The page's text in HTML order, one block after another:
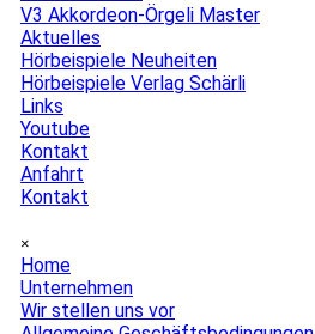
V3 Akkordeon-Örgeli Master
Aktuelles
Hörbeispiele Neuheiten
Hörbeispiele Verlag Schärli
Links
Youtube
Kontakt
Anfahrt
Kontakt
×
Home
Unternehmen
Wir stellen uns vor